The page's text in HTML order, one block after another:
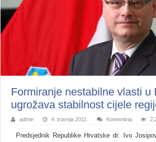
Formiranje nestabilne vlasti u
ugrožava stabilnost cijele
admin 4. travnja 2011. Komentiraj
Predsjednik Republike Hrvatske dr. Ivo